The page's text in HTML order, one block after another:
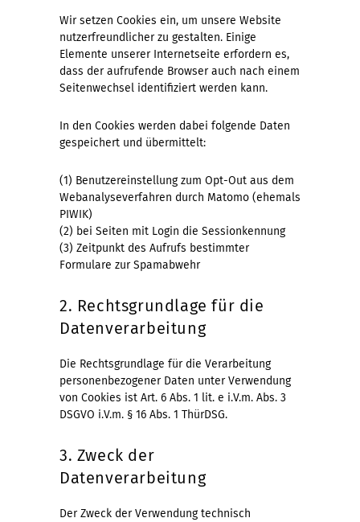
Wir setzen Cookies ein, um unsere Website
nutzerfreundlicher zu gestalten. Einige
Elemente unserer Internetseite erfordern es,
dass der aufrufende Browser auch nach einem
Seitenwechsel identifiziert werden kann.
In den Cookies werden dabei folgende Daten
gespeichert und übermittelt:
(1) Benutzereinstellung zum Opt-Out aus dem
Webanalyseverfahren durch Matomo (ehemals
PIWIK)
(2) bei Seiten mit Login die Sessionkennung
(3) Zeitpunkt des Aufrufs bestimmter
Formulare zur Spamabwehr
2. Rechtsgrundlage für die
Datenverarbeitung
Die Rechtsgrundlage für die Verarbeitung
personenbezogener Daten unter Verwendung
von Cookies ist Art. 6 Abs. 1 lit. e i.V.m. Abs. 3
DSGVO i.V.m. § 16 Abs. 1 ThürDSG.
3. Zweck der
Datenverarbeitung
Der Zweck der Verwendung technisch